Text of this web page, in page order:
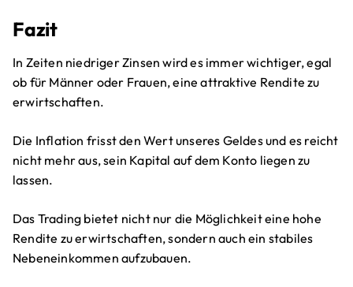
Fazit
In Zeiten niedriger Zinsen wird es immer wichtiger, egal
ob für Männer oder Frauen, eine attraktive Rendite zu
erwirtschaften.
Die Inflation frisst den Wert unseres Geldes und es reicht
nicht mehr aus, sein Kapital auf dem Konto liegen zu
lassen.
Das Trading bietet nicht nur die Möglichkeit eine hohe
Rendite zu erwirtschaften, sondern auch ein stabiles
Nebeneinkommen aufzubauen.